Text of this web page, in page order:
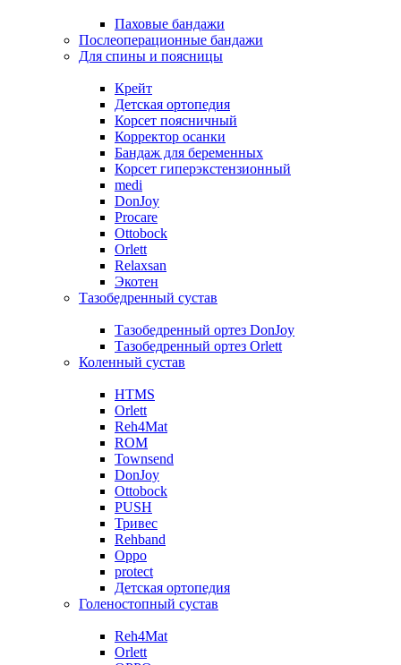
Паховые бандажи
Послеоперационные бандажи
Для спины и поясницы
Крейт
Детская ортопедия
Корсет поясничный
Корректор осанки
Бандаж для беременных
Корсет гиперэкстензионный
medi
DonJoy
Procare
Ottobock
Orlett
Relaxsan
Экотен
Тазобедренный сустав
Тазобедренный ортез DonJoy
Тазобедренный ортез Orlett
Коленный сустав
HTMS
Orlett
Reh4Mat
ROM
Townsend
DonJoy
Ottobock
PUSH
Тривес
Rehband
Oppo
protect
Детская ортопедия
Голеностопный сустав
Reh4Mat
Orlett